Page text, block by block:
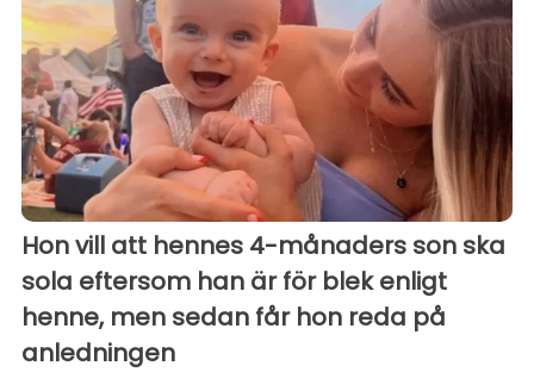
Hon vill att hennes 4-månaders son ska
sola eftersom han är för blek enligt
henne, men sedan får hon reda på
anledningen